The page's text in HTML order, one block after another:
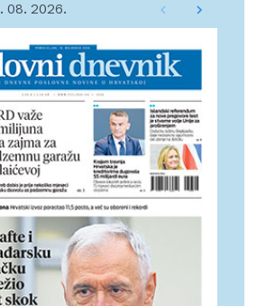
08. 2026.